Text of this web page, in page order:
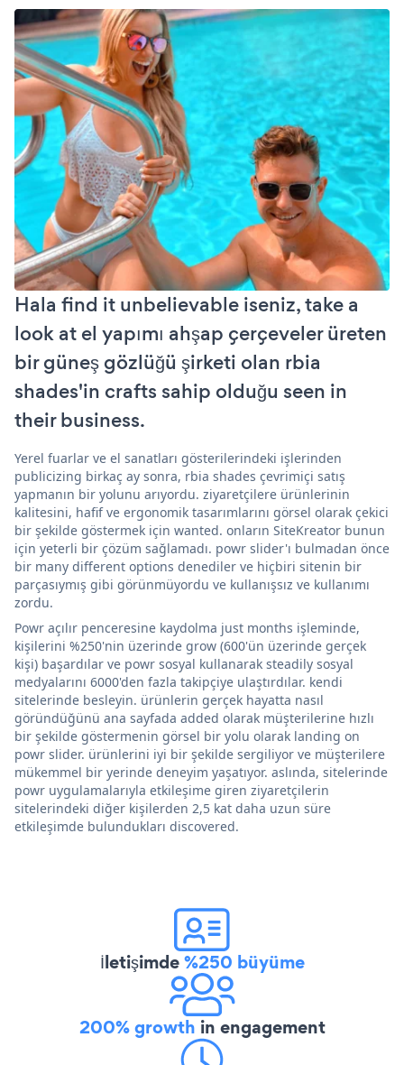
Hala find it unbelievable iseniz, take a
look at el yapımı ahşap çerçeveler üreten
bir güneş gözlüğü şirketi olan rbia
shades'in crafts sahip olduğu seen in
their business.
Yerel fuarlar ve el sanatları gösterilerindeki işlerinden
publicizing birkaç ay sonra, rbia shades çevrimiçi satış
yapmanın bir yolunu arıyordu. ziyaretçilere ürünlerinin
kalitesini, hafif ve ergonomik tasarımlarını görsel olarak çekici
bir şekilde göstermek için wanted. onların SiteKreator bunun
için yeterli bir çözüm sağlamadı. powr slider'ı bulmadan önce
bir many different options denediler ve hiçbiri sitenin bir
parçasıymış gibi görünmüyordu ve kullanışsız ve kullanımı
zordu.
Powr açılır penceresine kaydolma just months işleminde,
kişilerini %250'nin üzerinde grow (600'ün üzerinde gerçek
kişi) başardılar ve powr sosyal kullanarak steadily sosyal
medyalarını 6000'den fazla takipçiye ulaştırdılar. kendi
sitelerinde besleyin. ürünlerin gerçek hayatta nasıl
göründüğünü ana sayfada added olarak müşterilerine hızlı
bir şekilde göstermenin görsel bir yolu olarak landing on
powr slider. ürünlerini iyi bir şekilde sergiliyor ve müşterilere
mükemmel bir yerinde deneyim yaşatıyor. aslında, sitelerinde
powr uygulamalarıyla etkileşime giren ziyaretçilerin
sitelerindeki diğer kişilerden 2,5 kat daha uzun süre
etkileşimde bulundukları discovered.
İletişimde%250 büyüme
200% growth in engagement